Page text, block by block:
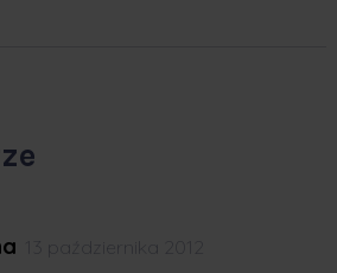
13 października 2012